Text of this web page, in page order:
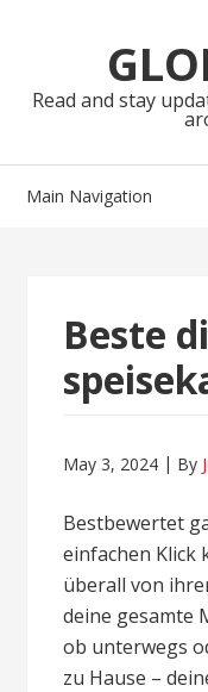
navigation
Read and stay
Main Navigation
Beste
May 3, 2024 By
Bestbewertet
einfachen Klick
überall von
deine gesamte
ob unterwegs
zu Hause –